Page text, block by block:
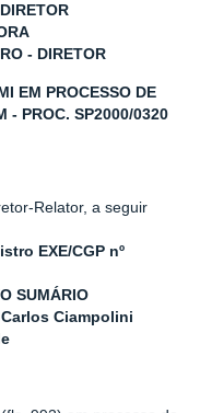
- DIRETOR
EM PROCESSO DE
- PROC. SP2000/0320
Relator, a seguir
EXE/CGP nº
SUMÁRIO
Carlos Ciampolini